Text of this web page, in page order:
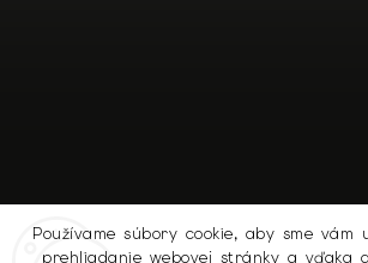
Používame súbory cookie, aby sme vám
prehliadanie webovej stránky a vďaka